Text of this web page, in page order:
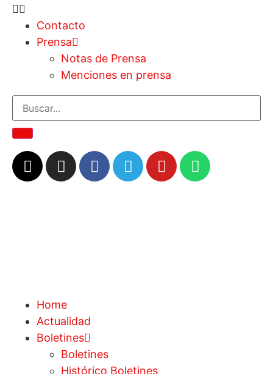
Contacto
Prensa
Notas de Prensa
Menciones en prensa
Home
Actualidad
Boletines
Boletines
Histórico Boletines